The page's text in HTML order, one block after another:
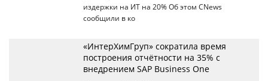
издержки на ИТ на 20% Об этом CNews
сообщили в ко
«ИнтерХимГруп» сократила время
построения отчётности на 35% с
внедрением SAP Business One